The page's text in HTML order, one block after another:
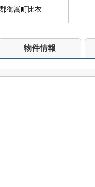
御嵩町比衣
物件情報